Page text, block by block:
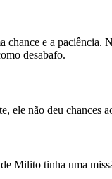
e a paciência.
desabafo.
ele não deu chances
Milito tinha uma